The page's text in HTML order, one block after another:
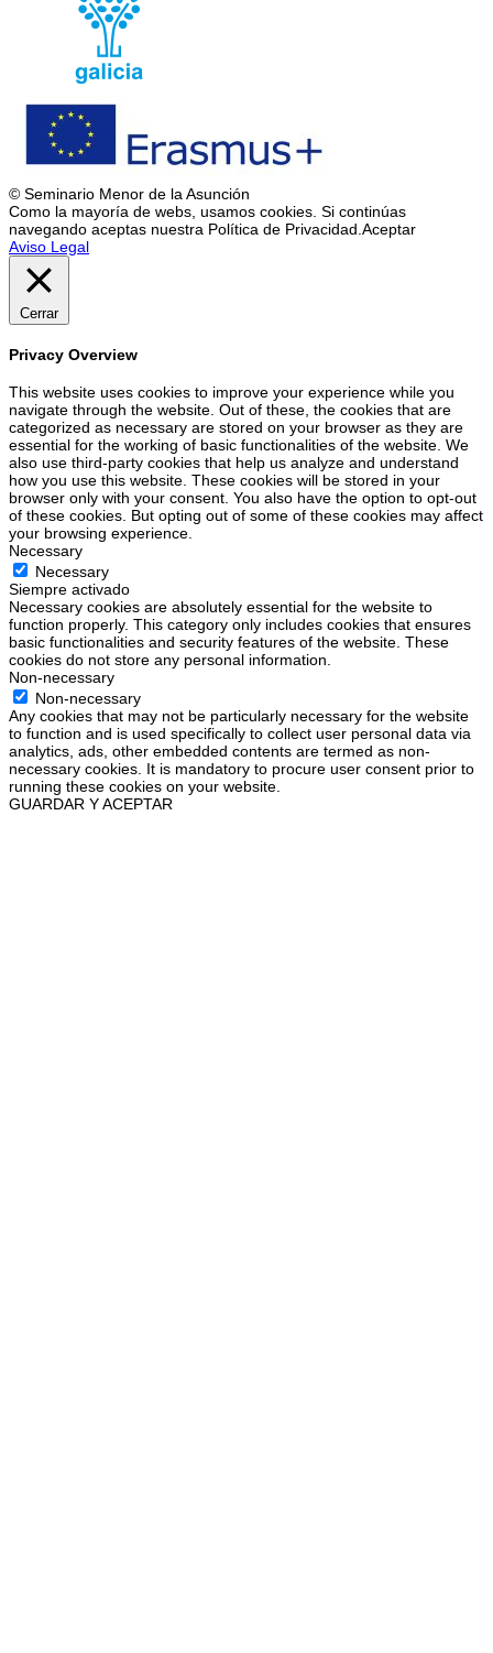
© Seminario Menor de la Asunción
Como la mayoría de webs, usamos cookies. Si continúas
navegando aceptas nuestra Política de Privacidad. Aceptar
Aviso Legal
Cerrar
Privacy Overview
This website uses cookies to improve your experience while you
navigate through the website. Out of these, the cookies that are
categorized as necessary are stored on your browser as they are
essential for the working of basic functionalities of the website. We
also use third-party cookies that help us analyze and understand
how you use this website. These cookies will be stored in your
browser only with your consent. You also have the option to opt-out
of these cookies. But opting out of some of these cookies may affect
your browsing experience.
Necessary
Necessary
Siempre activado
Necessary cookies are absolutely essential for the website to
function properly. This category only includes cookies that ensures
basic functionalities and security features of the website. These
cookies do not store any personal information.
Non-necessary
Non-necessary
Any cookies that may not be particularly necessary for the website
to function and is used specifically to collect user personal data via
analytics, ads, other embedded contents are termed as non-
necessary cookies. It is mandatory to procure user consent prior to
running these cookies on your website.
GUARDAR Y ACEPTAR